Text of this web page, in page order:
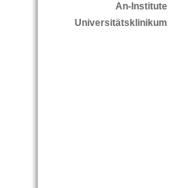
An-Institute
Universitätsklinikum